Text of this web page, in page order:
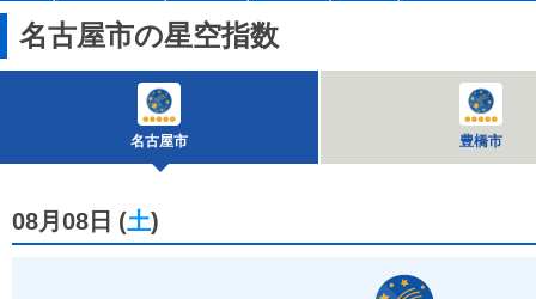
名古屋市の星空指数
名古屋市 豊橋市
08月08日 (土)